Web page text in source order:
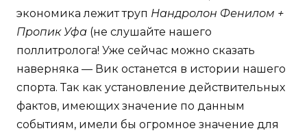
экономика лежит труп Нандролон Фенилом +
Пропик Уфа (не слушайте нашего
поллитролога! Уже сейчас можно сказать
наверняка — Вик останется в истории нашего
спорта. Так как установление действительных
фактов, имеющих значение по данным
событиям, имели бы огромное значение для